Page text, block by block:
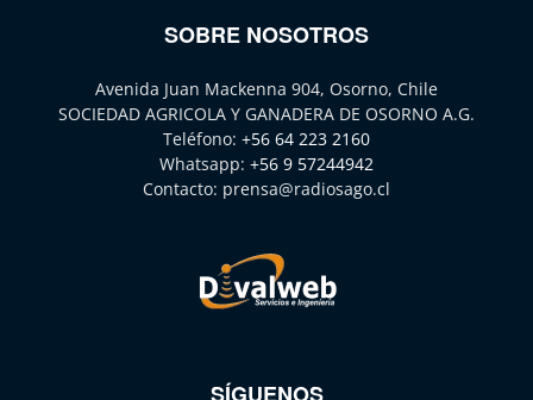
SOBRE NOSOTROS
Avenida Juan Mackenna 904, Osorno, Chile
SOCIEDAD AGRICOLA Y GANADERA DE OSORNO A.G.
Teléfono: +56 64 223 2160
Whatsapp: +56 9 57244942
Contacto: prensa@radiosago.cl
SÍGUENOS